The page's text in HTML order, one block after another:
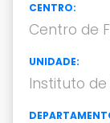
CENTRO:
Centro de
UNIDADE:
Instituto de